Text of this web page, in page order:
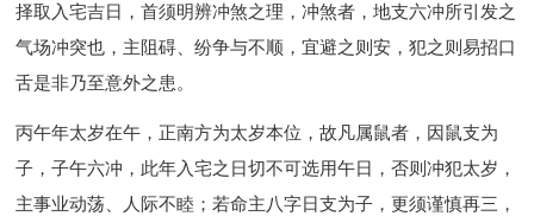
择取入宅吉日，首须明辨冲煞之理，冲煞者，地支六冲所引发之
气场冲突也，主阻碍、纷争与不顺，宜避之则安，犯之则易招口
舌是非乃至意外之患。
丙午年太岁在午，正南方为太岁本位，故凡属鼠者，因鼠支为
子，子午六冲，此年入宅之日切不可选用午日，否则冲犯太岁，
主事业动荡、人际不睦；若命主八字日支为子，更须谨慎再三，